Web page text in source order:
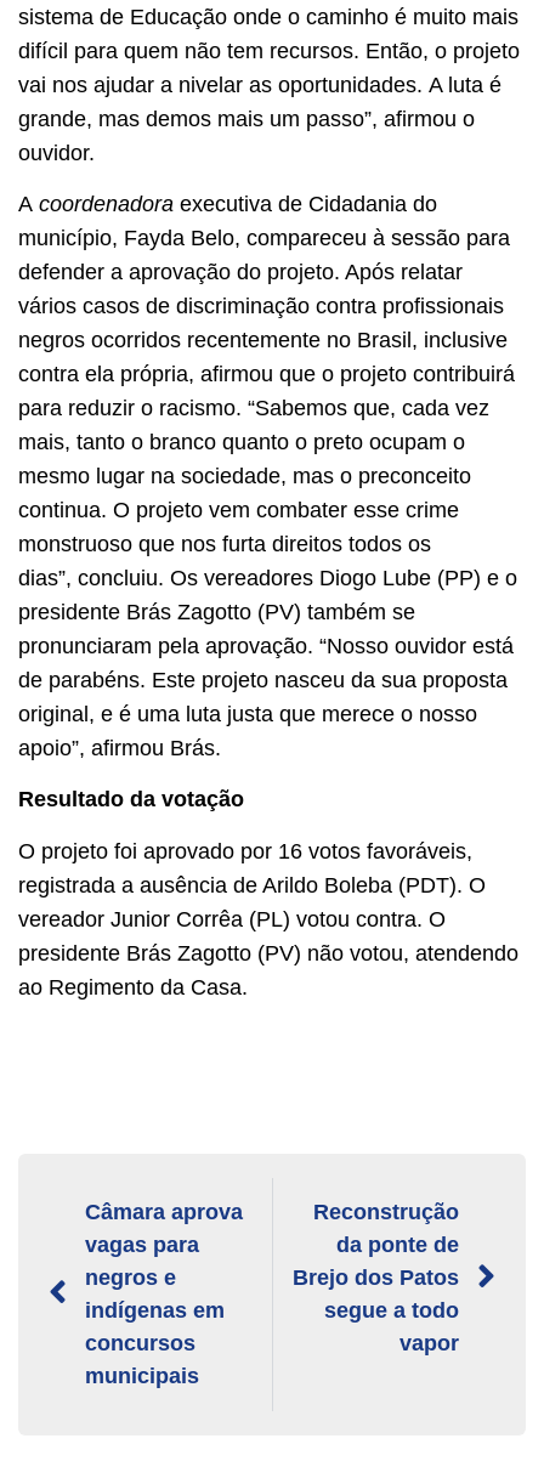
sistema de Educação onde o caminho é muito mais
difícil para quem não tem recursos. Então, o projeto
vai nos ajudar a nivelar as oportunidades. A luta é
grande, mas demos mais um passo”, afirmou o
ouvidor.
A coordenadora executiva de Cidadania do
município, Fayda Belo, compareceu à sessão para
defender a aprovação do projeto. Após relatar
vários casos de discriminação contra profissionais
negros ocorridos recentemente no Brasil, inclusive
contra ela própria, afirmou que o projeto contribuirá
para reduzir o racismo. “Sabemos que, cada vez
mais, tanto o branco quanto o preto ocupam o
mesmo lugar na sociedade, mas o preconceito
continua. O projeto vem combater esse crime
monstruoso que nos furta direitos todos os
dias”, concluiu. Os vereadores Diogo Lube (PP) e o
presidente Brás Zagotto (PV) também se
pronunciaram pela aprovação. “Nosso ouvidor está
de parabéns. Este projeto nasceu da sua proposta
original, e é uma luta justa que merece o nosso
apoio”, afirmou Brás.
Resultado da votação
O projeto foi aprovado por 16 votos favoráveis,
registrada a ausência de Arildo Boleba (PDT). O
vereador Junior Corrêa (PL) votou contra. O
presidente Brás Zagotto (PV) não votou, atendendo
ao Regimento da Casa.
Câmara aprova
vagas para
negros e
indígenas em
concursos
municipais
Reconstrução
da ponte de
Brejo dos Patos
segue a todo
vapor